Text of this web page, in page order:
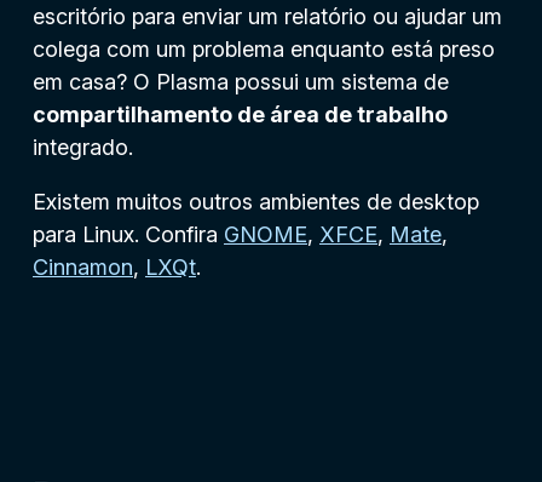
escritório para enviar um relatório ou ajudar um
colega com um problema enquanto está preso
em casa? O Plasma possui um sistema de
compartilhamento de área de trabalho
integrado.
Existem muitos outros ambientes de desktop
para Linux. Confira GNOME, XFCE, Mate,
Cinnamon, LXQt.